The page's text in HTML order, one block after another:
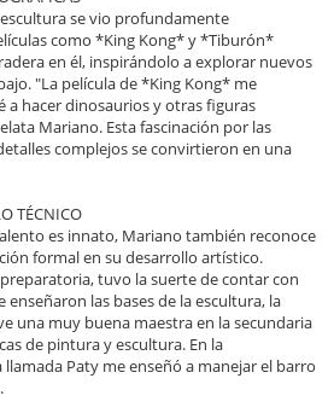
se vio profundamente
como *King Kong* y *Tiburón*
en él, inspirándolo a explorar nuevos
"La película de *King Kong* me
a hacer dinosaurios y otras figuras
Mariano. Esta fascinación por las
complejos se convirtieron en una
TÉCNICO
es innato, Mariano también reconoce
formal en su desarrollo artístico.
tuvo la suerte de contar con
las bases de la escultura, la
una muy buena maestra en la secundaria
de pintura y escultura. En la
Paty me enseñó a manejar el barro